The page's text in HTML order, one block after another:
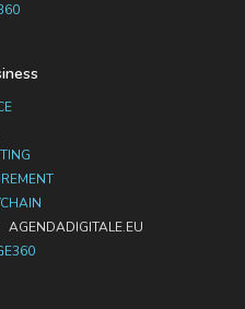
AGENDADIGITALE.EU